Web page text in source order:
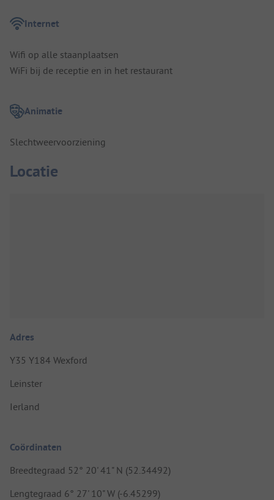
Internet
Wifi op alle staanplaatsen
WiFi bij de receptie en in het restaurant
Animatie
Slechtweervoorziening
Locatie
Adres
Y35 Y184 Wexford
Leinster
Ierland
Coördinaten
Breedtegraad 52° 20' 41" N (52.34492)
Lengtegraad 6° 27' 10" W (-6.45299)